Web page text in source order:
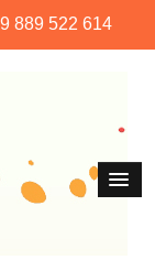
889 522 614